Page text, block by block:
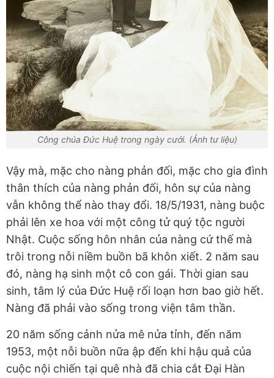
Công chúa Đức Huệ trong ngày cưới. (Ảnh tư liệu)
Vậy mà, mặc cho nàng phản đối, mặc cho gia đình
thân thích của nàng phản đối, hôn sự của nàng
vẫn không thể nào thay đổi. 18/5/1931, nàng buộc
phải lên xe hoa với một công tử quý tộc người
Nhật. Cuộc sống hôn nhân của nàng cứ thế mà
trôi trong nỗi niềm buồn bã khôn xiết. 2 năm sau
đó, nàng hạ sinh một cô con gái. Thời gian sau
sinh, tâm lý của Đức Huệ rối loạn hơn bao giờ hết.
Nàng đã phải vào sống trong viện tâm thần.
20 năm sống cảnh nửa mê nửa tỉnh, đến năm
1953, một nỗi buồn nữa ập đến khi hậu quả của
cuộc nội chiến tại quê nhà đã chia cắt Đại Hàn